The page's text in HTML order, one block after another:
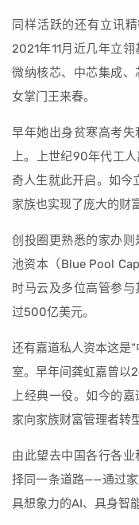
同样活跃的还有立讯
2021年11月近几年立
微纳核芯、中芯集成
女掌门王来春。
早年她出身贫寒高考
上。上世纪90年代工
奇人生就此开启。如今
家族也实现了庞大的财
创投圈更熟悉的家办
池资本（Blue Pool
时马云及多位高管参
过500亿美元。
还有嘉道私人资本这是
室。早年间龚虹嘉曾以
上经典一役。如今的
家向家族财富管理者转
由此望去中国各行各
择同一条道路——通过
具想象力的AI、具身智